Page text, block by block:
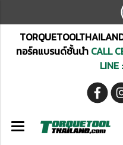
ทอร์คแบรนด์ชั้นนำCALL